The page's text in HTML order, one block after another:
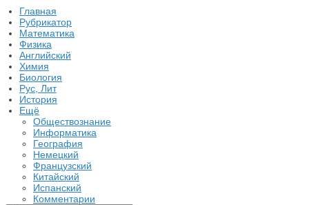
Главная
Рубрикатор
Математика
Физика
Английский
Химия
Биология
Рус, Лит
История
Ещё
Обществознание
Информатика
География
Немецкий
Французский
Китайский
Испанский
Комментарии